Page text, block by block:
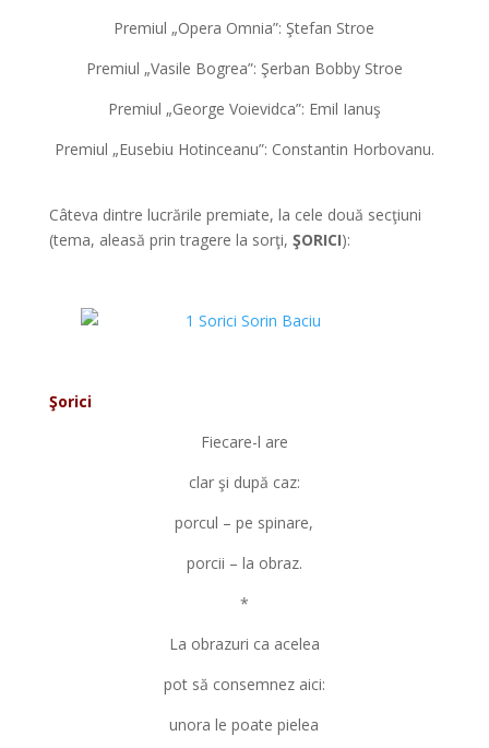
Premiul „Opera Omnia”: Ştefan Stroe
Premiul „Vasile Bogrea”: Şerban Bobby Stroe
Premiul „George Voievidca”: Emil Ianuş
Premiul „Eusebiu Hotinceanu”: Constantin Horbovanu.
Câteva dintre lucrările premiate, la cele două secţiuni
(tema, aleasă prin tragere la sorţi, ŞORICI):
Şorici
Fiecare-l are
clar şi după caz:
porcul – pe spinare,
porcii – la obraz.
*
La obrazuri ca acelea
pot să consemnez aici:
unora le poate pielea